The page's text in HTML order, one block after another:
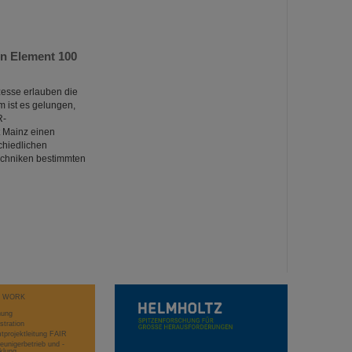
Element 100
erlauben die
ist es gelungen,
einen
bestimmten
WORK
FAIR
und -